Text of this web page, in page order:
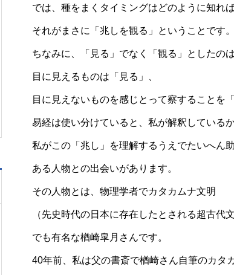
では、種をまくタイミングはどのように知れ
それがまさに「兆しを観る」ということです。
ちなみに、「見る」でなく「観る」としたのは
目に見えるものは「見る」、
目に見えないものを感じとって察することを
易経は使い分けていると、私が解釈しているか
私がこの「兆し」を理解するうえでたいへん
ある人物との出会いがあります。
その人物とは、物理学者でカタカムナ文明
（先史時代の日本に存在したとされる超古代文
でも有名な楢崎皐月さんです。
40年前、私は父の書斎で楢崎さん自筆のカタ